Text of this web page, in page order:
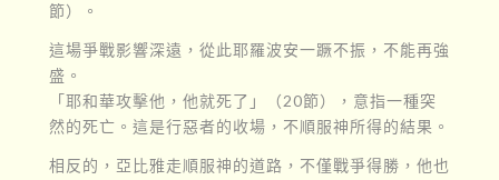
節）。
這場爭戰影響深遠，從此耶羅波安一蹶不振，不能再強
盛。
「耶和華攻擊他，他就死了」（20節），意指一種突
然的死亡。這是行惡者的收場，不順服神所得的結果。
相反的，亞比雅走順服神的道路，不僅戰爭得勝，他也